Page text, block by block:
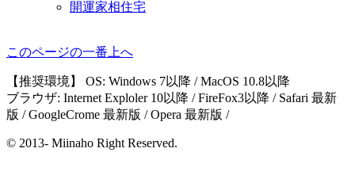
開運家相住宅
このページの一番上へ
【推奨環境】 OS: Windows 7以降 / MacOS 10.8以降
ブラウザ: Internet Exploler 10以降 / FireFox3以降 / Safari 最新
版 / GoogleCrome 最新版 / Opera 最新版 /
© 2013- Miinaho Right Reserved.